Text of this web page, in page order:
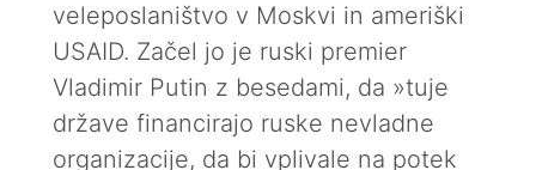
veleposlaništvo v Moskvi in ameriški
USAID. Začel jo je ruski premier
Vladimir Putin z besedami, da »tuje
države financirajo ruske nevladne
organizacije, da bi vplivale na potek